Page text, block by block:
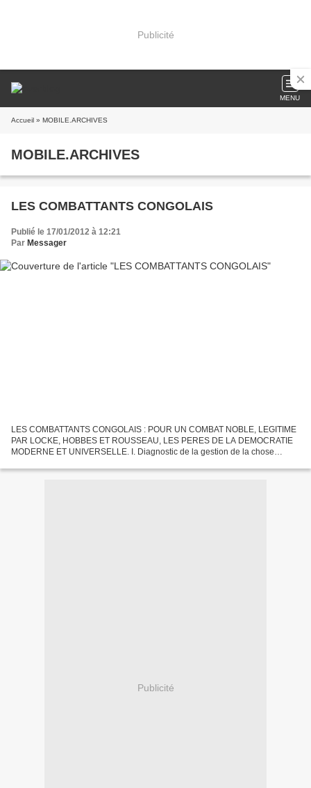
Publicité
MENU
Accueil » MOBILE.ARCHIVES
MOBILE.ARCHIVES
LES COMBATTANTS CONGOLAIS
Publié le 17/01/2012 à 12:21
Par Messager
LES COMBATTANTS CONGOLAIS : POUR UN COMBAT NOBLE, LEGITIME
PAR LOCKE, HOBBES ET ROUSSEAU, LES PERES DE LA DEMOCRATIE
MODERNE ET UNIVERSELLE. I. Diagnostic de la gestion de la chose
Publicité